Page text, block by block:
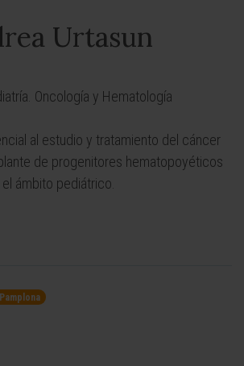
Urtasun
Oncología y Hematología
al estudio y tratamiento del cáncer
de progenitores hematopoyéticos
ámbito pediátrico.